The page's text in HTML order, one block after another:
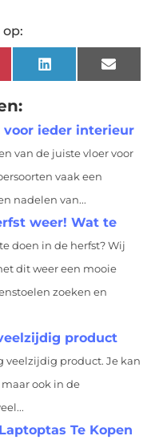
LinkedIn Email
voor ieder interieur
van de juiste vloer voor
vaak een
nadelen van...
weer! Wat te
doen in de herfst? Wij
dit weer een mooie
zoeken en
product
veelzijdig product. Je kan
ook in de
Te Kopen